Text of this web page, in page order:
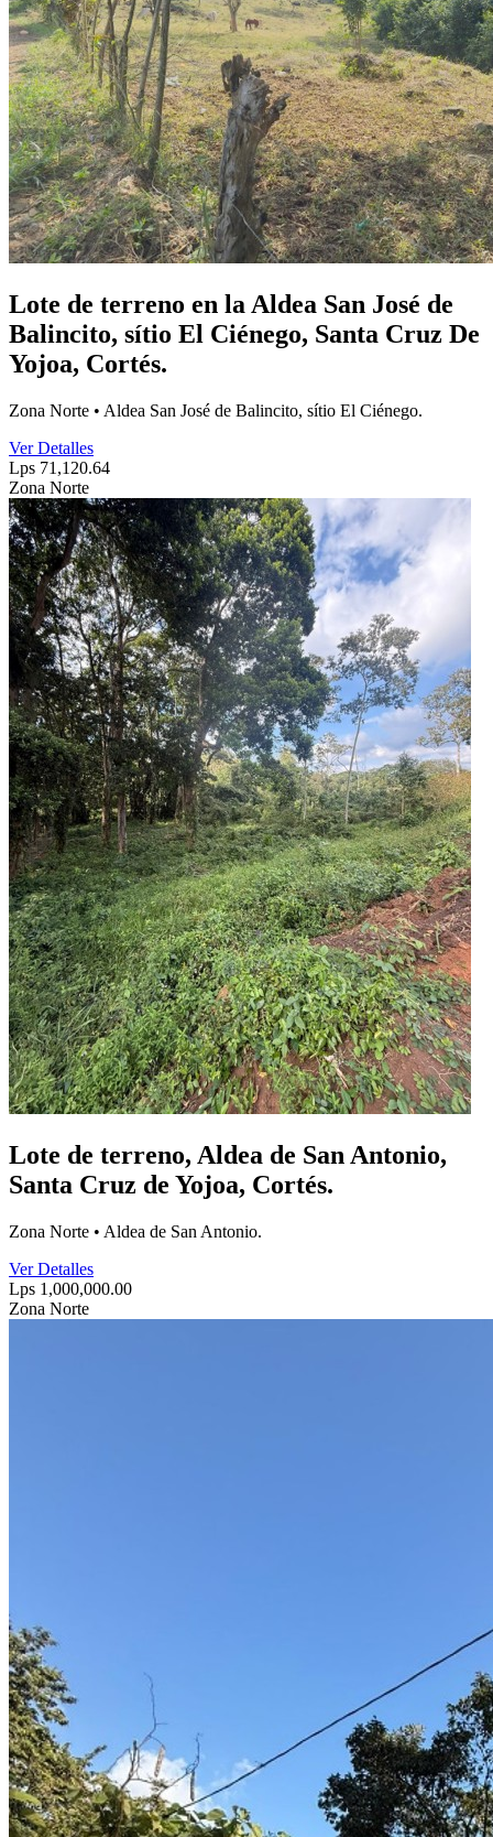
Lote de terreno en la Aldea San José de
Balincito, sítio El Ciénego, Santa Cruz De
Yojoa, Cortés.
Zona Norte • Aldea San José de Balincito, sítio El Ciénego.
Ver Detalles
Lps 71,120.64
Zona Norte
Lote de terreno, Aldea de San Antonio,
Santa Cruz de Yojoa, Cortés.
Zona Norte • Aldea de San Antonio.
Ver Detalles
Lps 1,000,000.00
Zona Norte